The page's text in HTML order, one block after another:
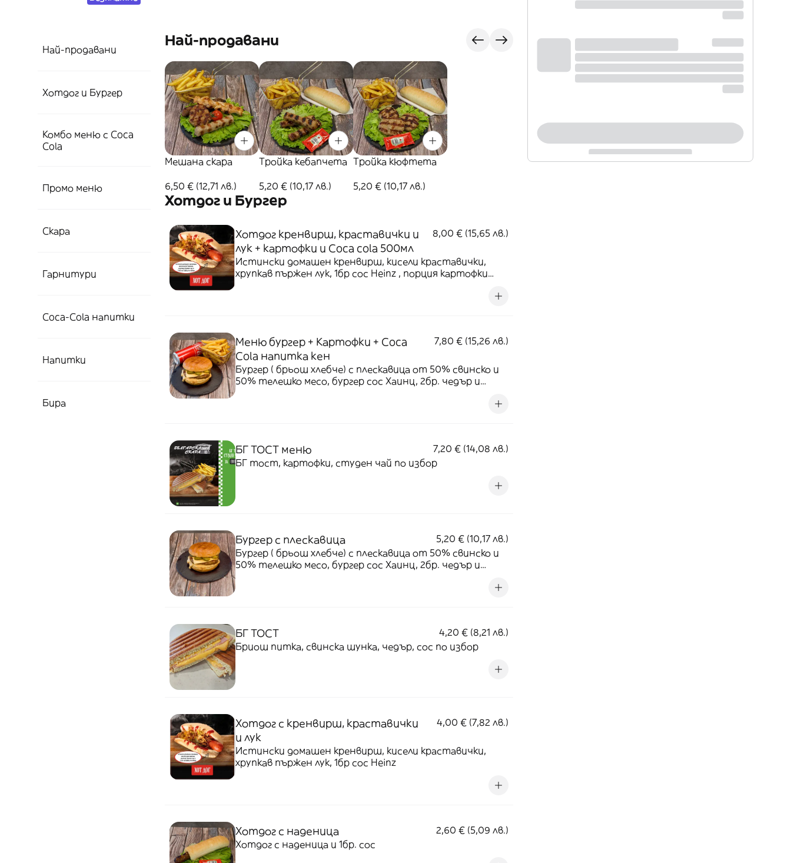
Най-продавани
Хотдог и Бургер
Комбо меню с Coca
Cola
Промо меню
Скара
Гарнитури
Coca-Cola напитки
Напитки
Бира
Най-продавани
Мешана скара
6,50 € (12,71 лв.)
Тройка кебапчета
5,20 € (10,17 лв.)
Тройка кюфтета
5,20 € (10,17 лв.)
Хотдог и Бургер
Хотдог кренвирш, краставички и
лук + картофки и Coca cola 500мл
8,00 € (15,65 лв.)
Истински домашен кренвирш, кисели краставички,
хрупкав пържен лук, 1бр сос Heinz , порция картофки
Меню бургер + Картофки + Coca
Cola напитка кен
7,80 € (15,26 лв.)
Бургер ( брьош хлебче) с плескавица от 50% свинско и
50% телешко месо, бургер сос Хаинц, 2бр. чедър и
БГ ТОСТ меню
7,20 € (14,08 лв.)
БГ тост, картофки, студен чай по избор
Бургер с плескавица
5,20 € (10,17 лв.)
Бургер ( брьош хлебче) с плескавица от 50% свинско и
50% телешко месо, бургер сос Хаинц, 2бр. чедър и
БГ ТОСТ
4,20 € (8,21 лв.)
Бриош питка, свинска шунка, чедър, сос по избор
Хотдог с кренвирш, краставички
и лук
4,00 € (7,82 лв.)
Истински домашен кренвирш, кисели краставички,
хрупкав пържен лук, 1бр сос Heinz
Хотдог с наденица
2,60 € (5,09 лв.)
Хотдог с наденица и 1бр. сос